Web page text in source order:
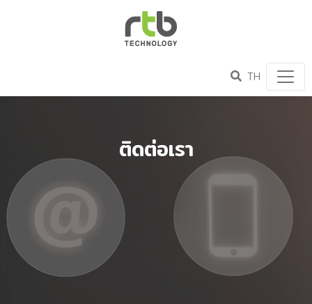
TH
ติดต่อเรา